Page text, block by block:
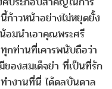
ก้าวหน้าอย่างไม่หยุดยั้ง
มนำเอาคุณพระศรี
กท่านที่เคารพนับถือว่า
องสมเด็จย่า ที่เป็นที่รัก
ำงานที่นี่ ได้ดลบันดาล